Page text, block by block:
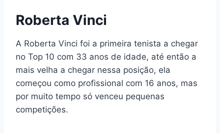
Roberta Vinci
A Roberta Vinci foi a primeira tenista a chegar
no Top 10 com 33 anos de idade, até então a
mais velha a chegar nessa posição, ela
começou como profissional com 16 anos, mas
por muito tempo só venceu pequenas
competições.